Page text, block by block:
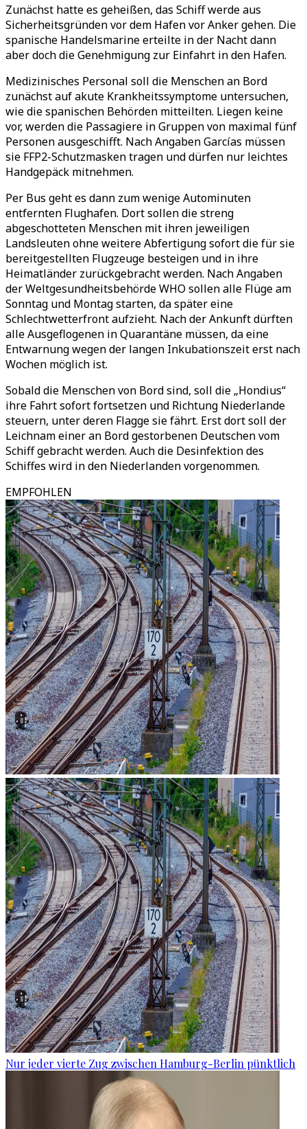
Zunächst hatte es geheißen, das Schiff werde aus
Sicherheitsgründen vor dem Hafen vor Anker gehen. Die
spanische Handelsmarine erteilte in der Nacht dann
aber doch die Genehmigung zur Einfahrt in den Hafen.
Medizinisches Personal soll die Menschen an Bord
zunächst auf akute Krankheitssymptome untersuchen,
wie die spanischen Behörden mitteilten. Liegen keine
vor, werden die Passagiere in Gruppen von maximal fünf
Personen ausgeschifft. Nach Angaben Garcías müssen
sie FFP2-Schutzmasken tragen und dürfen nur leichtes
Handgepäck mitnehmen.
Per Bus geht es dann zum wenige Autominuten
entfernten Flughafen. Dort sollen die streng
abgeschotteten Menschen mit ihren jeweiligen
Landsleuten ohne weitere Abfertigung sofort die für sie
bereitgestellten Flugzeuge besteigen und in ihre
Heimatländer zurückgebracht werden. Nach Angaben
der Weltgesundheitsbehörde WHO sollen alle Flüge am
Sonntag und Montag starten, da später eine
Schlechtwetterfront aufzieht. Nach der Ankunft dürften
alle Ausgeflogenen in Quarantäne müssen, da eine
Entwarnung wegen der langen Inkubationszeit erst nach
Wochen möglich ist.
Sobald die Menschen von Bord sind, soll die „Hondius“
ihre Fahrt sofort fortsetzen und Richtung Niederlande
steuern, unter deren Flagge sie fährt. Erst dort soll der
Leichnam einer an Bord gestorbenen Deutschen vom
Schiff gebracht werden. Auch die Desinfektion des
Schiffes wird in den Niederlanden vorgenommen.
EMPFOHLEN
Nur jeder vierte Zug zwischen Hamburg-Berlin pünktlich